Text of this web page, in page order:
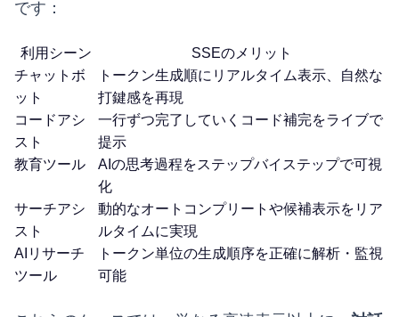
です：
利用シーン
SSEのメリット
チャットボ
ット
トークン生成順にリアルタイム表示、自然な
打鍵感を再現
コードアシ
スト
一行ずつ完了していくコード補完をライブで
提示
教育ツール
AIの思考過程をステップバイステップで可視
化
サーチアシ
スト
動的なオートコンプリートや候補表示をリア
ルタイムに実現
AIリサーチ
ツール
トークン単位の生成順序を正確に解析・監視
可能